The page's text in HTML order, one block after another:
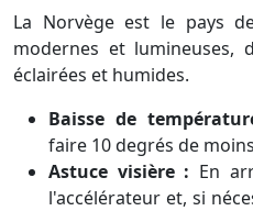
La Norvège est le pays
modernes et lumineuses,
éclairées et humides.
Baisse de
faire 10 degrés de
Astuce visière : En
l'accélérateur et, si